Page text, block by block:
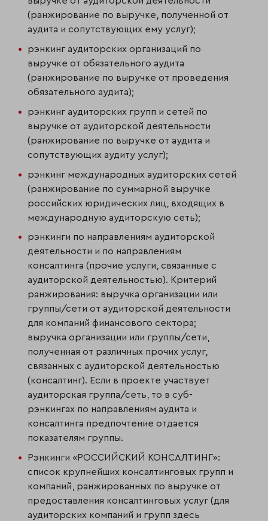
(ранжирование по выручке, полученной от
аудита и сопутствующих ему услуг);
рэнкинг аудиторских организаций по
выручке от обязательного аудита
(ранжирование по выручке от проведения
обязательного аудита);
рэнкинг аудиторских групп и сетей по
выручке от аудиторской деятельности
(ранжирование по выручке от аудита и
сопутствующих аудиту услуг);
рэнкинг международных аудиторских сетей
(ранжирование по суммарной выручке
российских юридических лиц, входящих в
международную аудиторскую сеть);
рэнкинги по направлениям аудиторской
деятельности и по направлениям
консалтинга (прочие услуги, связанные с
аудиторской деятельностью). Критерий
ранжирования: выручка организации или
группы/сети от аудитор­ской деятельности
для компаний финансового сектора;
выручка организации или группы/сети,
полученная от различных прочих услуг,
связанных с ауди­торской деятельностью
(консалтинг). Если в проекте участвует
аудиторская группа/сеть, то в суб-
рэнкингах по направлениям аудита и
консалтинга пред­почтение отдается
показателям группы.
Рэнкинги «РОССИЙСКИЙ КОНСАЛТИНГ»:
список крупнейших консалтинговых групп и
компаний, ранжированных по выручке от
предоставления консалтинговых услуг (для
аудиторских компаний и групп здесь